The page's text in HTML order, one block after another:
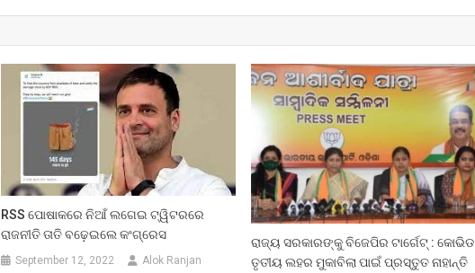
RSS ପୋଷାକରେ ନିଆଁ ଲଗେଇ ଟ୍ୱିଟରରେ
ରାଜନୀତି ତାତି ବଢ଼େଇଲେ କଂଗ୍ରେସ
September 12, 2022 Alok Ranjan
ରାଜ୍ୟ ସରକାରଙ୍କୁ ବିଜେପିର ଟାର୍ଗେଟ୍ : କୋଭିଡ
ତୃତୀୟ ଲହର ମୁକାବିଲା ପାଇଁ ପ୍ରସ୍ତୁତ ନାହାନ୍ତି